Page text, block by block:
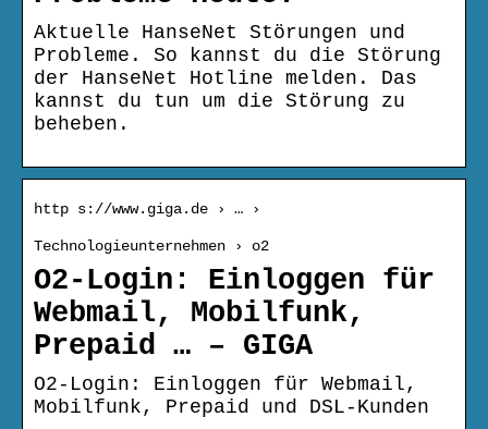
Aktuelle HanseNet Störungen und
Probleme. So kannst du die Störung
der HanseNet Hotline melden. Das
kannst du tun um die Störung zu
beheben.
http s://www.giga.de › … ›
Technologieunternehmen › o2
O2-Login: Einloggen für
Webmail, Mobilfunk,
Prepaid … – GIGA
O2-Login: Einloggen für Webmail,
Mobilfunk, Prepaid und DSL-Kunden